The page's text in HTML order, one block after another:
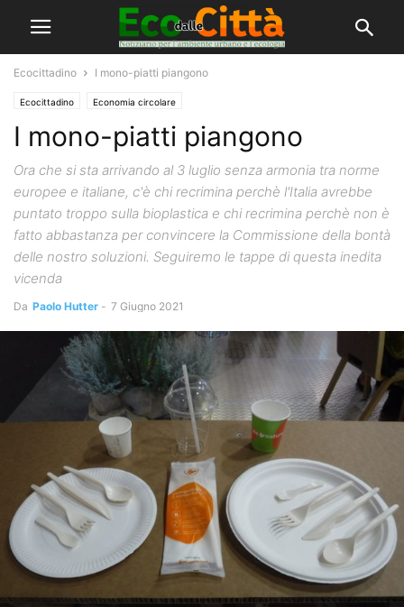
Ecocittadino I mono-piatti piangono
Ecocittadino Economia circolare
I mono-piatti piangono
Ora che si sta arrivando al 3 luglio senza armonia tra norme
europee e italiane, c'è chi recrimina perchè l'Italia avrebbe
puntato troppo sulla bioplastica e chi recrimina perchè non è
fatto abbastanza per convincere la Commissione della bontà
delle nostro soluzioni. Seguiremo le tappe di questa inedita
vicenda
Da Paolo Hutter - 7 Giugno 2021